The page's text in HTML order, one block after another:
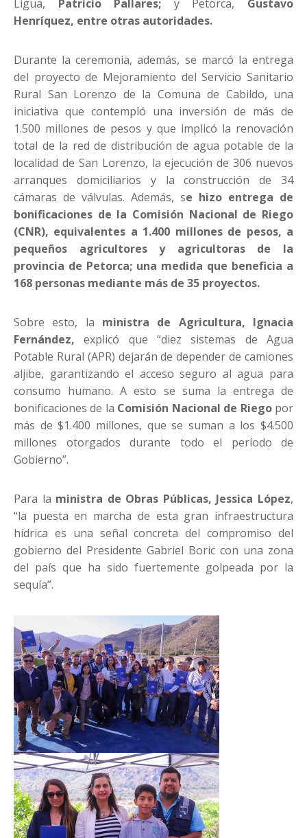
Ligua, Patricio Pallares; y Petorca, Gustavo
Henríquez, entre otras autoridades.
Durante la ceremonia, además, se marcó la entrega
del proyecto de Mejoramiento del Servicio Sanitario
Rural San Lorenzo de la Comuna de Cabildo, una
iniciativa que contempló una inversión de más de
1.500 millones de pesos y que implicó la renovación
total de la red de distribución de agua potable de la
localidad de San Lorenzo, la ejecución de 306 nuevos
arranques domiciliarios y la construcción de 34
cámaras de válvulas. Además, se hizo entrega de
bonificaciones de la Comisión Nacional de Riego
(CNR), equivalentes a 1.400 millones de pesos, a
pequeños agricultores y agricultoras de la
provincia de Petorca; una medida que beneficia a
168 personas mediante más de 35 proyectos.
Sobre esto, la ministra de Agricultura, Ignacia
Fernández, explicó que “diez sistemas de Agua
Potable Rural (APR) dejarán de depender de camiones
aljibe, garantizando el acceso seguro al agua para
consumo humano. A esto se suma la entrega de
bonificaciones de la Comisión Nacional de Riegopor
más de $1.400 millones, que se suman a los $4.500
millones otorgados durante todo el período de
Gobierno”.
Para la ministra de Obras Públicas, Jessica López,
“la puesta en marcha de esta gran infraestructura
hídrica es una señal concreta del compromiso del
gobierno del Presidente Gabriel Boric con una zona
del país que ha sido fuertemente golpeada por la
sequía”.